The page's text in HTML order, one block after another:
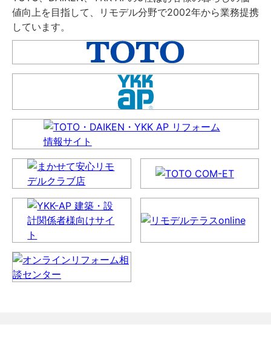
値向上を目指して、リモデル分野で2002年から業務提携
しています。